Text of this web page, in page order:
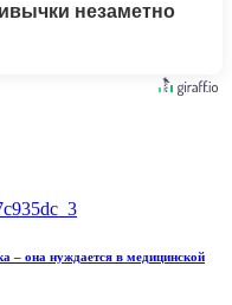
незаметно
– она нуждается в медицинской